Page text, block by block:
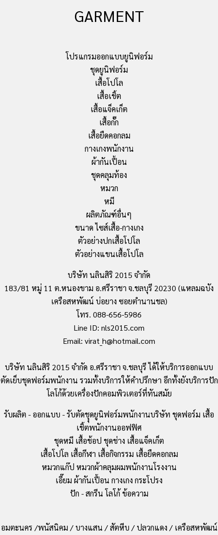
GARMENT
โปรแกรมออกแบบยูนิฟอร์ม
ชุดยูนิฟอร์ม
เสื้อโปโล
เสื้อเชิ้ต
เสื้อแจ็คเก็ต
เสื้อกั๊ก
เสื้อยืดคอกลม
กางเกงพนักงาน
ผ้ากันเปื้อน
ชุดคลุมท้อง
หมวก
หมี
ผลิตภัณฑ์อื่นๆ
ขนาด ไซส์เสื้อ-กางเกง
ตัวอย่างปกเสื้อโปโล
ตัวอย่างแขนเสื้อโปโล
บริษัท นลินสิริ 2015 จำกัด
183/81 หมู่ 11 ต.หนองขาม อ.ศรีราชา จ.ชลบุรี 20230 (แหลมฉบัง
เครือสหพัฒน์ บ่อยาง ซอยตำนานชล)
โทร. 088-656-5986
Line ID: nls2015.com
Email: virat_h@hotmail.com
บริษัท นลินสิริ 2015 จำกัด อ.ศรีราชา จ.ชลบุรี ได้ให้บริการออกแบบ
ตัดเย็บชุดฟอร์มพนักงาน รวมทั้งบริการให้คำปรึกษา อีกทั้งยังบริการปัก
โลโก้ด้วยเครื่องปักคอมพิวเตอร์ที่ทันสมัย
รับผลิต - ออกแบบ - รับตัดชุุดยูนิฟอร์มพนักงานบริษัท ชุดฟอร์ม เสื้อ
เชิ้ตพนักงานออฟฟิศ
ชุดหมี เสื้อช้อป ชุดช่าง เสื้อแจ็คเก็ต
เสื้อโปโล เสื้อกีฬา เสื้อกิจกรรม เสื้อยืดคอกลม
หมวกแก๊ป หมวกผ้าคลุมผมพนักงานโรงงาน
เอี๊ยม ผ้ากันเปื้อน กางเกง กระโปรง
ปัก - สกรีน โลโก้ ข้อความ
อมตะนคร /พนัสนิคม / บางแสน / สัตหีบ / ปลวกแดง / เครือสหพัฒน์